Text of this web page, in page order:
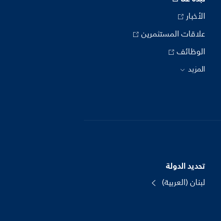
الأخبار
علاقات المستثمرين
الوظائف
المزيد
تحديد الدولة
لبنان (العربية)